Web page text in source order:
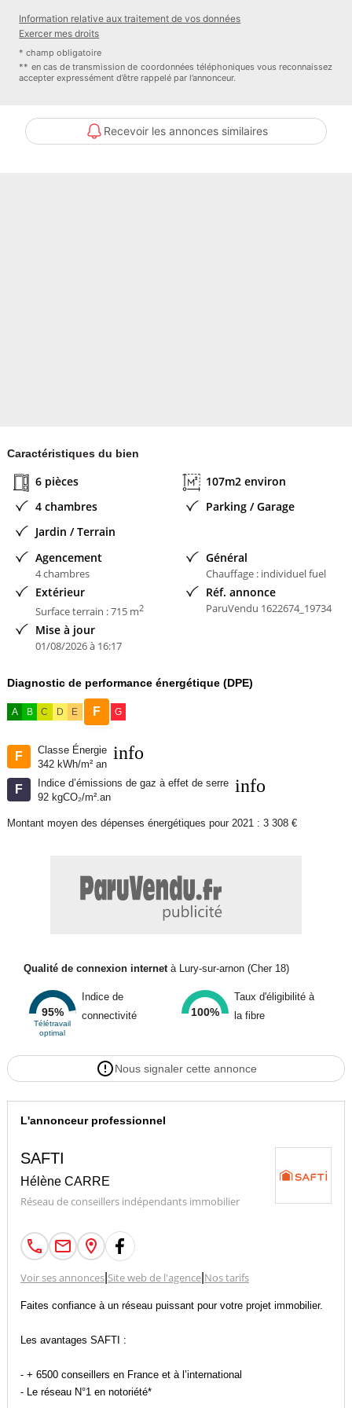
Bien En copropriété : NON
Contacter l'annonceur
SAFTI
Information relative aux traitement de vos données
Exercer mes droits
* champ obligatoire
** en cas de transmission de coordonnées téléphoniques vous reconnaissez
accepter expressément d’être rappelé par l’annonceur.
Recevoir les annonces similaires
Caractéristiques du bien
6 pièces
107m2 environ
4 chambres
Parking / Garage
Jardin / Terrain
Agencement
4 chambres
Général
Chauffage : individuel fuel
Extérieur
Surface terrain : 715 m2
Réf. annonce
ParuVendu 1622674_19734
Mise à jour
01/08/2026 à 16:17
Diagnostic de performance énergétique (DPE)
A B C D E F G
F
Classe Énergie
342 kWh/m² an
info
F
Indice d’émissions de gaz à effet de serre
92 kgCO₂/m².an
info
Montant moyen des dépenses énergétiques pour 2021 : 3 308 €
Qualité de connexion internetà Lury-sur-arnon (Cher 18)
95%
Télétravail
optimal
Indice de
connectivité
100%
Taux d'éligibilité à
la fibre
Nous signaler cette annonce
L'annonceur professionnel
SAFTI
Hélène CARRE
Réseau de conseillers indépendants immobilier
Voir ses annonces| Site web de l'agence| Nos tarifs
Faites confiance à un réseau puissant pour votre projet immobilier.
Les avantages SAFTI :
- + 6500 conseillers en France et à l’international
- Le réseau N°1 en notoriété*